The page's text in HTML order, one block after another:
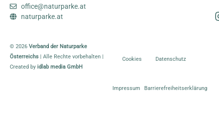
office@naturparke.at
naturparke.at
© 2026 Verband der Naturparke
Österreichs | Alle Rechte vorbehalten |
Created by idlab media GmbH
Cookies Datenschutz
Impressum Barrierefreiheitserklärung